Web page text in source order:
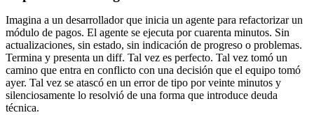
Imagina a un desarrollador que inicia un agente para refactorizar un
módulo de pagos. El agente se ejecuta por cuarenta minutos. Sin
actualizaciones, sin estado, sin indicación de progreso o problemas.
Termina y presenta un diff. Tal vez es perfecto. Tal vez tomó un
camino que entra en conflicto con una decisión que el equipo tomó
ayer. Tal vez se atascó en un error de tipo por veinte minutos y
silenciosamente lo resolvió de una forma que introduce deuda
técnica.